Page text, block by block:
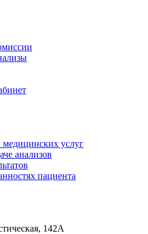
услуг
анализов
пациента
142А